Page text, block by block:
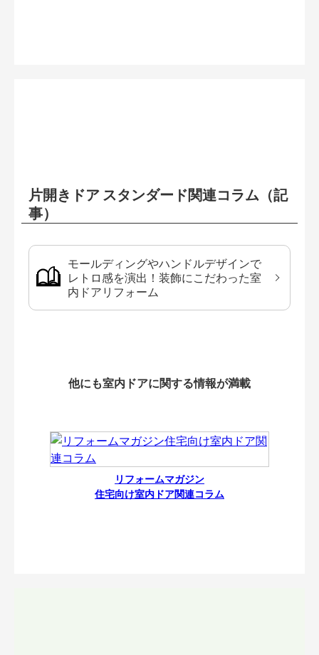
片開きドア スタンダード関連コラム（記
事）
モールディングやハンドルデザインで
レトロ感を演出！装飾にこだわった室
内ドアリフォーム
他にも室内ドアに関する情報が満載
リフォームマガジン
住宅向け室内ドア関連コラム